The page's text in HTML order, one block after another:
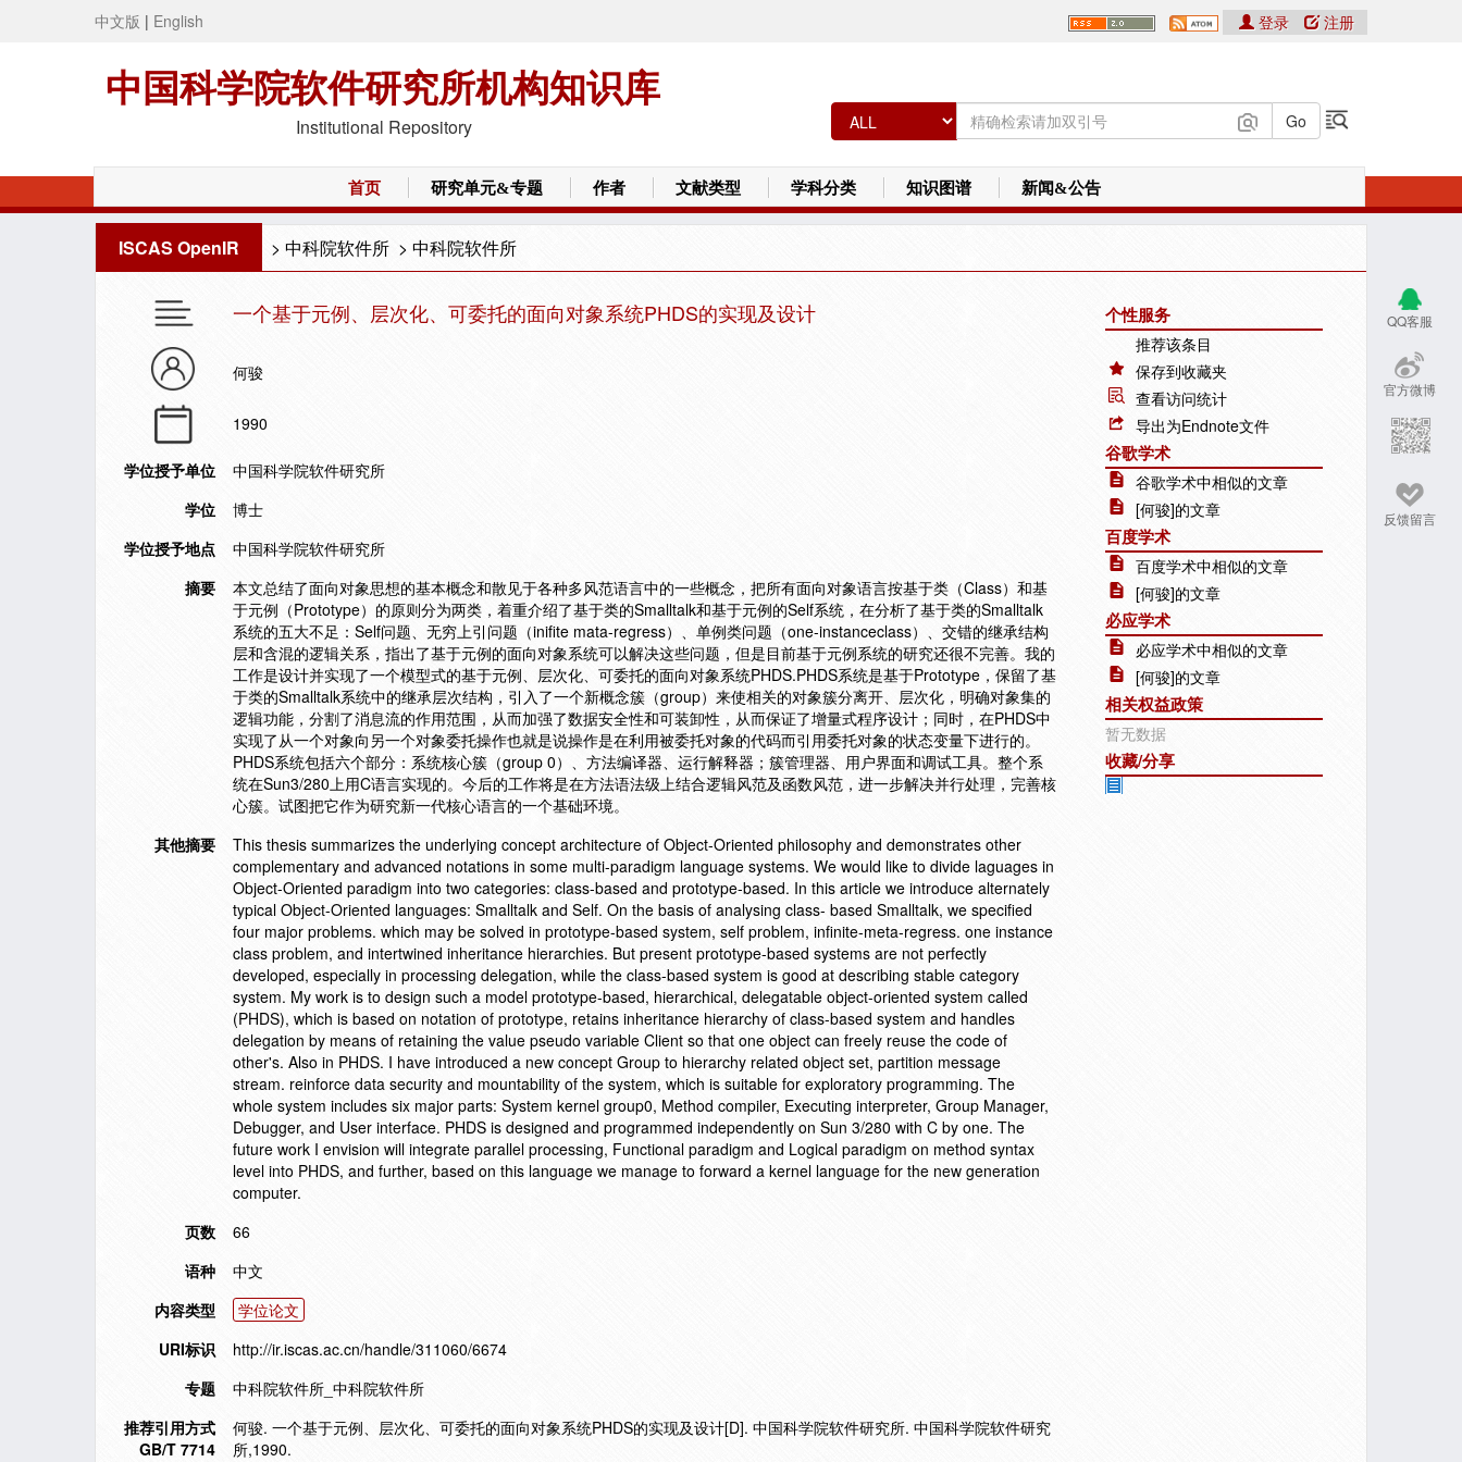
中文版 | English
中国科学院软件研究所机构知识库
Institutional Repository
登录 注册
首页 研究单元&专题 作者 文献类型 学科分类 知识图谱 新闻&公告
ISCAS OpenIR > 中科院软件所 > 中科院软件所
QQ客服
官方微博
反馈留言
一个基于元例、层次化、可委托的面向对象系统PHDS的实现及设计
何骏
1990
学位授予单位
中国科学院软件研究所
学位
博士
学位授予地点
中国科学院软件研究所
摘要
本文总结了面向对象思想的基本概念和散见于各种多风范语言中的一些概念，把所有面向对象语言按基于类（Class）和基
于元例（Prototype）的原则分为两类，着重介绍了基于类的Smalltalk和基于元例的Self系统，在分析了基于类的Smalltalk
系统的五大不足：Self问题、无穷上引问题（inifite mata-regress）、单例类问题（one-instanceclass）、交错的继承结构
层和含混的逻辑关系，指出了基于元例的面向对象系统可以解决这些问题，但是目前基于元例系统的研究还很不完善。我的
工作是设计并实现了一个模型式的基于元例、层次化、可委托的面向对象系统PHDS.PHDS系统是基于Prototype，保留了基
于类的Smalltalk系统中的继承层次结构，引入了一个新概念簇（group）来使相关的对象簇分离开、层次化，明确对象集的
逻辑功能，分割了消息流的作用范围，从而加强了数据安全性和可装卸性，从而保证了增量式程序设计；同时，在PHDS中
实现了从一个对象向另一个对象委托操作也就是说操作是在利用被委托对象的代码而引用委托对象的状态变量下进行的。
PHDS系统包括六个部分：系统核心簇（group 0）、方法编译器、运行解释器；簇管理器、用户界面和调试工具。整个系
统在Sun3/280上用C语言实现的。今后的工作将是在方法语法级上结合逻辑风范及函数风范，进一步解决并行处理，完善核
心簇。试图把它作为研究新一代核心语言的一个基础环境。
其他摘要
This thesis summarizes the underlying concept architecture of Object-Oriented philosophy and demonstrates other
complementary and advanced notations in some multi-paradigm language systems. We would like to divide laguages in
Object-Oriented paradigm into two categories: class-based and prototype-based. In this article we introduce alternately
typical Object-Oriented languages: Smalltalk and Self. On the basis of analysing class- based Smalltalk, we specified
four major problems. which may be solved in prototype-based system, self problem, infinite-meta-regress. one instance
class problem, and intertwined inheritance hierarchies. But present prototype-based systems are not perfectly
developed, especially in processing delegation, while the class-based system is good at describing stable category
system. My work is to design such a model prototype-based, hierarchical, delegatable object-oriented system called
(PHDS), which is based on notation of prototype, retains inheritance hierarchy of class-based system and handles
delegation by means of retaining the value pseudo variable Client so that one object can freely reuse the code of
other's. Also in PHDS. I have introduced a new concept Group to hierarchy related object set, partition message
stream. reinforce data security and mountability of the system, which is suitable for exploratory programming. The
whole system includes six major parts: System kernel group0, Method compiler, Executing interpreter, Group Manager,
Debugger, and User interface. PHDS is designed and programmed independently on Sun 3/280 with C by one. The
future work I envision will integrate parallel processing, Functional paradigm and Logical paradigm on method syntax
level into PHDS, and further, based on this language we manage to forward a kernel language for the new generation
computer.
页数
66
语种
中文
内容类型
学位论文
URI标识
http://ir.iscas.ac.cn/handle/311060/6674
专题
中科院软件所_中科院软件所
推荐引用方式
GB/T 7714
何骏. 一个基于元例、层次化、可委托的面向对象系统PHDS的实现及设计[D]. 中国科学院软件研究所. 中国科学院软件研究
所,1990.
个性服务
推荐该条目
保存到收藏夹
查看访问统计
导出为Endnote文件
谷歌学术
谷歌学术中相似的文章
[何骏]的文章
百度学术
百度学术中相似的文章
[何骏]的文章
必应学术
必应学术中相似的文章
[何骏]的文章
相关权益政策
暂无数据
收藏/分享